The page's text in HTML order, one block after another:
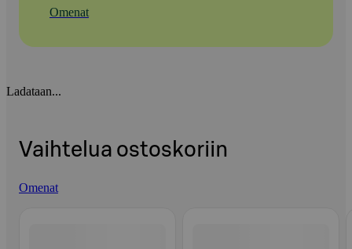
Omenat
Ladataan...
Vaihtelua ostoskoriin
Omenat